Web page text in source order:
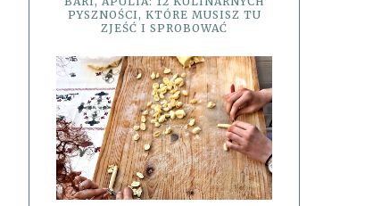
PYSZNOŚCI, KTÓRE MUSISZ TU
ZJEŚĆ I SPROBOWAĆ